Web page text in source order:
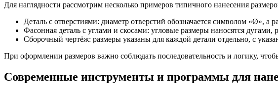
Для наглядности рассмотрим несколько примеров типичного нанесения
Деталь с отверстиями: диаметр отверстий обозначается символом «Ø»,
Фасонная деталь с углами и скосами: угловые размеры наносятся
Сборочный чертёж: размеры указаны для каждой детали отдельно, с
При оформлении размеров важно соблюдать последовательность и логику,
Современные инструменты и программы для